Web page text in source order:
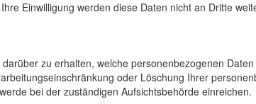
Einwilligung werden diese Daten nicht an Dritte
zu erhalten, welche personenbezogenen
oder Löschung Ihrer
bei der zuständigen Aufsichtsbehörde einreichen.